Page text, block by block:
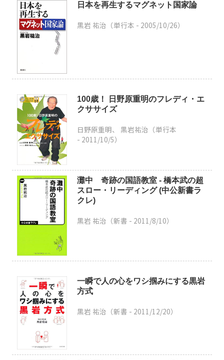
日本を再生するマグネット国家論
黒岩 祐治（単行本 - 2005/10/26）
100歳！ 日野原重明のフレディ・エ
クササイズ
日野原重明、 黒岩祐治（単行本
- 2011/10/5）
灘中 奇跡の国語教室 - 橋本武の超
スロー・リーディング (中公新書ラ
クレ)
黒岩 祐治（新書 - 2011/8/10）
一瞬で人の心をワシ掴みにする黒岩
方式
黒岩 祐治（新書 - 2011/12/20）